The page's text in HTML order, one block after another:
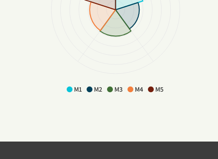
M1 M2 M3 M4 M5